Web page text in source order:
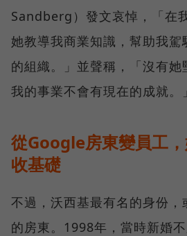
Sandberg）發文哀悼，「在
她教導我商業知識，幫助我駕
的組織。」並聲稱，「沒有她
我的事業不會有現在的成就。」
從Google房東變員工
收基礎
不過，沃西基最有名的身份
的房東。1998年，當時新婚